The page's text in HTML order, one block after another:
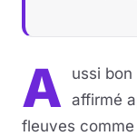
A ussi
affirmé
fleuves